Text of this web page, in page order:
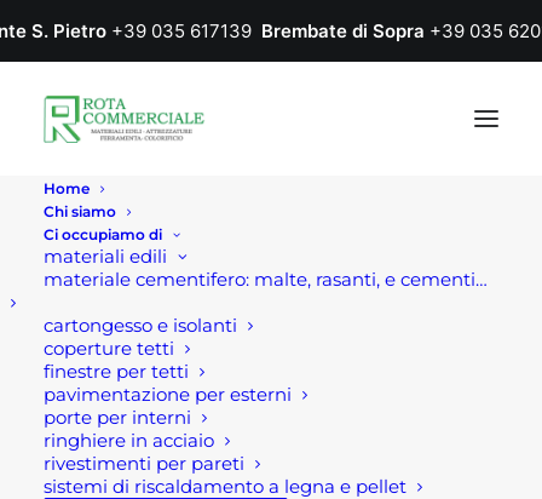
S. Pietro +39 035 617139 Brembate di Sopra +39 035
Home
Chi siamo
Ci occupiamo di
materiali edili
materiale cementifero: malte, rasanti, e cementi…
cartongesso e isolanti
coperture tetti
finestre per tetti
pavimentazione per esterni
porte per interni
ringhiere in acciaio
rivestimenti per pareti
sistemi di riscaldamento a legna e pellet